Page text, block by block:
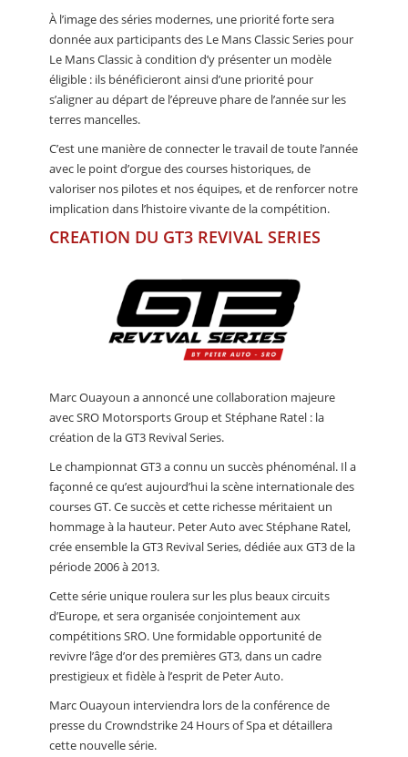
À l’image des séries modernes, une priorité forte sera
donnée aux participants des Le Mans Classic Series pour
Le Mans Classic à condition d’y présenter un modèle
éligible : ils bénéficieront ainsi d’une priorité pour
s’aligner au départ de l’épreuve phare de l’année sur les
terres mancelles.
C’est une manière de connecter le travail de toute l’année
avec le point d’orgue des courses historiques, de
valoriser nos pilotes et nos équipes, et de renforcer notre
implication dans l’histoire vivante de la compétition.
CREATION DU GT3 REVIVAL SERIES
Marc Ouayoun a annoncé une collaboration majeure
avec SRO Motorsports Group et Stéphane Ratel : la
création de la GT3 Revival Series.
Le championnat GT3 a connu un succès phénoménal. Il a
façonné ce qu’est aujourd’hui la scène internationale des
courses GT. Ce succès et cette richesse méritaient un
hommage à la hauteur. Peter Auto avec Stéphane Ratel,
crée ensemble la GT3 Revival Series, dédiée aux GT3 de la
période 2006 à 2013.
Cette série unique roulera sur les plus beaux circuits
d’Europe, et sera organisée conjointement aux
compétitions SRO. Une formidable opportunité de
revivre l’âge d’or des premières GT3, dans un cadre
prestigieux et fidèle à l’esprit de Peter Auto.
Marc Ouayoun interviendra lors de la conférence de
presse du Crowndstrike 24 Hours of Spa et détaillera
cette nouvelle série.